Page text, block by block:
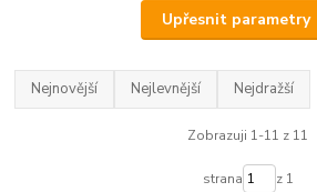
Upřesnit parametry
Nejnovější Nejlevnější Nejdražší
Zobrazuji 1-11 z 11
strana z 1